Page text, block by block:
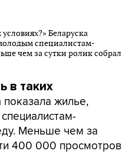
в таких
показала жилье,
Меньше чем за
400 000 просмотров